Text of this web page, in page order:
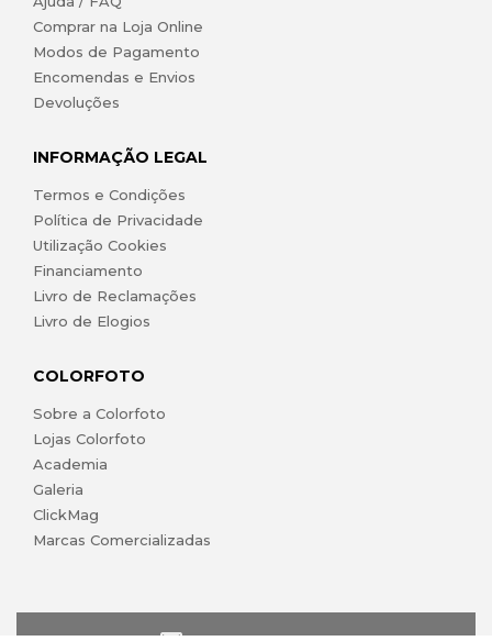
Comprar na Loja Online
Modos de Pagamento
Encomendas e Envios
Devoluções
INFORMAÇÃO LEGAL
Termos e Condições
Política de Privacidade
Utilização Cookies
Financiamento
Livro de Reclamações
Livro de Elogios
COLORFOTO
Sobre a Colorfoto
Lojas Colorfoto
Academia
Galeria
ClickMag
Marcas Comercializadas